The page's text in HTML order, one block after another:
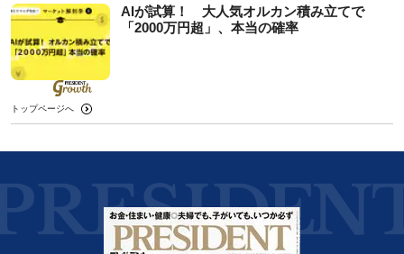
AIが試算！ 大人気オルカン積み立てで
「2000万円超」、本当の確率
トップページへ